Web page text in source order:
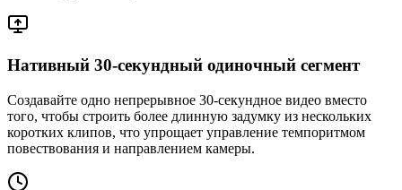
Нативный 30-секундный одиночный сегмент
Создавайте одно непрерывное 30-секундное видео вместо
того, чтобы строить более длинную задумку из нескольких
коротких клипов, что упрощает управление темпоритмом
повествования и направлением камеры.